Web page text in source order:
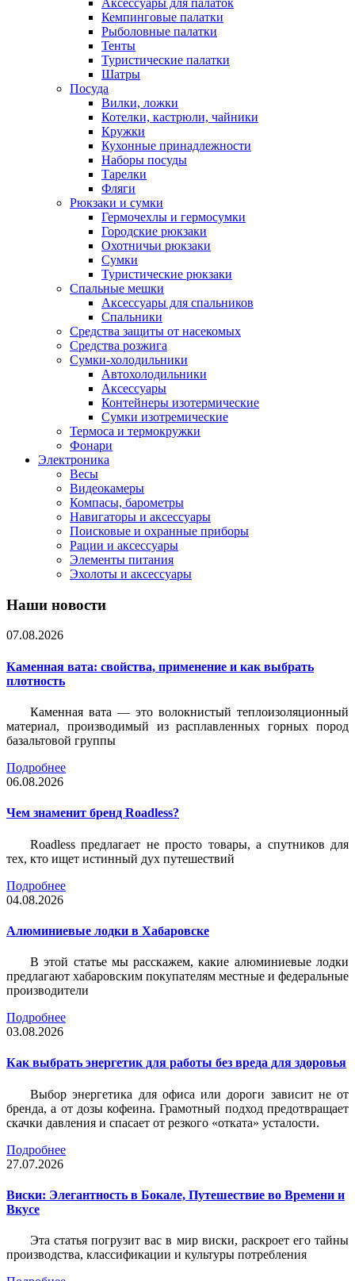
Аксессуары для палаток
Кемпинговые палатки
Рыболовные палатки
Тенты
Туристические палатки
Шатры
Посуда
Вилки, ложки
Котелки, кастрюли, чайники
Кружки
Кухонные принадлежности
Наборы посуды
Тарелки
Фляги
Рюкзаки и сумки
Гермочехлы и гермосумки
Городские рюкзаки
Охотничьи рюкзаки
Сумки
Туристические рюкзаки
Спальные мешки
Аксессуары для спальников
Спальники
Средства защиты от насекомых
Средства розжига
Сумки-холодильники
Автохолодильники
Аксессуары
Контейнеры изотермические
Сумки изотремические
Термоса и термокружки
Фонари
Электроника
Весы
Видеокамеры
Компасы, барометры
Навигаторы и аксессуары
Поисковые и охранные приборы
Рации и аксессуары
Элементы питания
Эхолоты и аксессуары
Наши новости
07.08.2026
Каменная вата: свойства, применение и как выбрать
плотность
Каменная вата — это волокнистый теплоизоляционный
материал, производимый из расплавленных горных пород
базальтовой группы
Подробнее
06.08.2026
Чем знаменит бренд Roadless?
Roadless предлагает не просто товары, а спутников для
тех, кто ищет истинный дух путешествий
Подробнее
04.08.2026
Алюминиевые лодки в Хабаровске
В этой статье мы расскажем, какие алюминиевые лодки
предлагают хабаровским покупателям местные и федеральные
производители
Подробнее
03.08.2026
Как выбрать энергетик для работы без вреда для здоровья
Выбор энергетика для офиса или дороги зависит не от
бренда, а от дозы кофеина. Грамотный подход предотвращает
скачки давления и спасает от резкого «отката» усталости.
Подробнее
27.07.2026
Виски: Элегантность в Бокале, Путешествие во Времени и
Вкусе
Эта статья погрузит вас в мир виски, раскроет его тайны
производства, классификации и культуры потребления